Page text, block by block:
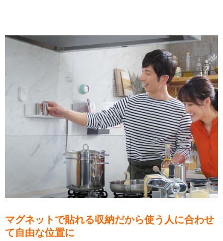
マグネットで貼れる収納だから使う人に合わせ
て自由な位置に